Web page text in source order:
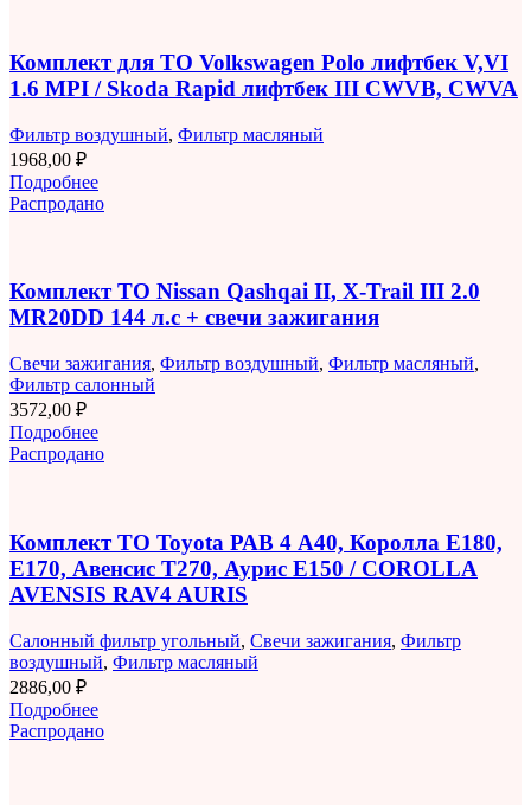
Комплект для ТО Volkswagen Polo лифтбек V,VI
1.6 MPI / Skoda Rapid лифтбек III CWVB, CWVA
Фильтр воздушный, Фильтр масляный
1968,00 ₽
Подробнее
Распродано
Комплект ТО Nissan Qashqai II, X-Trail III 2.0
MR20DD 144 л.с + свечи зажигания
Свечи зажигания, Фильтр воздушный, Фильтр масляный,
Фильтр салонный
3572,00 ₽
Подробнее
Распродано
Комплект ТО Toyota РАВ 4 A40, Королла E180,
E170, Авенсис T270, Аурис E150 / COROLLA
AVENSIS RAV4 AURIS
Салонный фильтр угольный, Свечи зажигания, Фильтр
воздушный, Фильтр масляный
2886,00 ₽
Подробнее
Распродано